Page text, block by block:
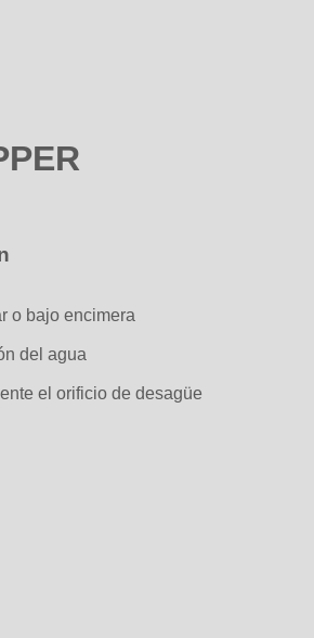
o bajo encimera
del agua
el orificio de desagüe